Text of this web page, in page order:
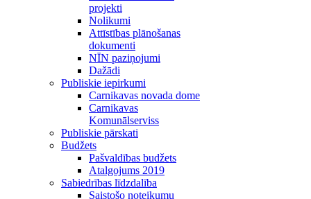
projekti
Nolikumi
Attīstības plānošanas
dokumenti
NĪN paziņojumi
Dažādi
Publiskie iepirkumi
Carnikavas novada dome
Carnikavas
Komunālserviss
Publiskie pārskati
Budžets
Pašvaldības budžets
Atalgojums 2019
Sabiedrības līdzdalība
Saistošo noteikumu